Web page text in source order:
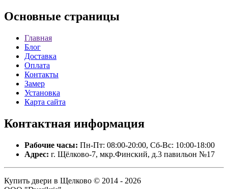
Основные страницы
Главная
Блог
Доставка
Оплата
Контакты
Замер
Установка
Карта сайта
Контактная информация
Рабочие часы: Пн-Пт: 08:00-20:00, Сб-Вс: 10:00-18:00
Адрес: г. Щёлково-7, мкр.Финский, д.3 павильон №17
Купить двери в Щелково © 2014 - 2026